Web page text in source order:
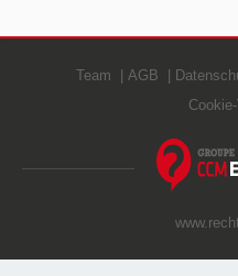
Team AGB